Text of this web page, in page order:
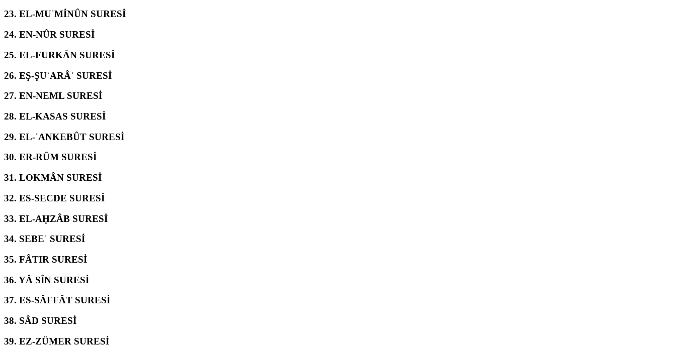
23. EL-MUʾMİNÛN SURESİ
24. EN-NÛR SURESİ
25. EL-FURKĀN SURESİ
26. EŞ-ŞUʿARÂʾ SURESİ
27. EN-NEML SURESİ
28. EL-KASAS SURESİ
29. EL-ʿANKEBÛT SURESİ
30. ER-RÛM SURESİ
31. LOKMÂN SURESİ
32. ES-SECDE SURESİ
33. EL-AḤZÂB SURESİ
34. SEBEʾ SURESİ
35. FÂTIR SURESİ
36. YÂ SÎN SURESİ
37. ES-SÂFFÂT SURESİ
38. SÂD SURESİ
39. EZ-ZÜMER SURESİ